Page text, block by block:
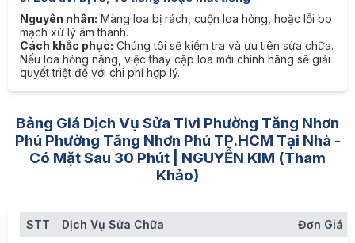
Nguyên nhân: Màng loa bị rách, cuộn loa hỏng, hoặc lỗi bo
mạch xử lý âm thanh.
Cách khắc phục: Chúng tôi sẽ kiểm tra và ưu tiên sửa chữa.
Nếu loa hỏng nặng, việc thay cặp loa mới chính hãng sẽ giải
quyết triệt để với chi phí hợp lý.
Bảng Giá Dịch Vụ Sửa Tivi Phường Tăng Nhơn
Phú Phường Tăng Nhơn Phú TP.HCM Tại Nhà -
Có Mặt Sau 30 Phút | NGUYỄN KIM (Tham
Khảo)
STT Dịch Vụ Sửa Chữa
Đơn Giá